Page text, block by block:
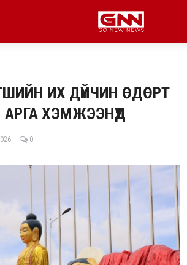
ИХ ДҮЙЧИН ӨДӨРТ
ХЭМЖЭЭНҮҮД
0